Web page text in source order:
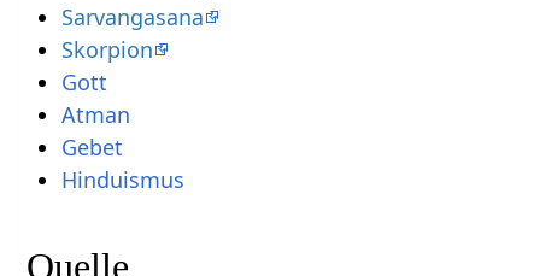
Sarvangasana
Skorpion
Gott
Atman
Gebet
Hinduismus
Quelle